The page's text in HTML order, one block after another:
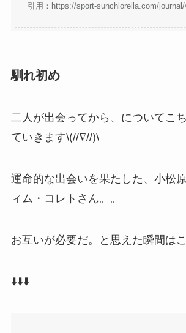
引用：https://sport-sunchlorella.com/
馴れ初め
二人が出会ってから、についてこ
ていきます\(//∇//)\
運命的な出会いを果たした、 小松
ィム・コレトさん。。
お互いが必要だ。と思えた瞬間はこ
⬇️⬇️⬇️